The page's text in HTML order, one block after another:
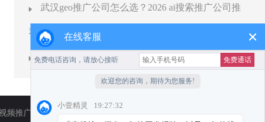
武汉geo推广公司怎么选？2026 ai搜索推广公司推
荐：壹起航科技以17年全域营销沉淀领跑GEO新赛道
平价的独立站后台管理系统哪家便宜报价
频推广 武汉TikTok
武汉小红书代运营
在线客服